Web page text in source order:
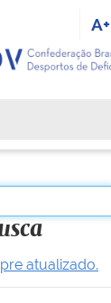
A+
atualizado.